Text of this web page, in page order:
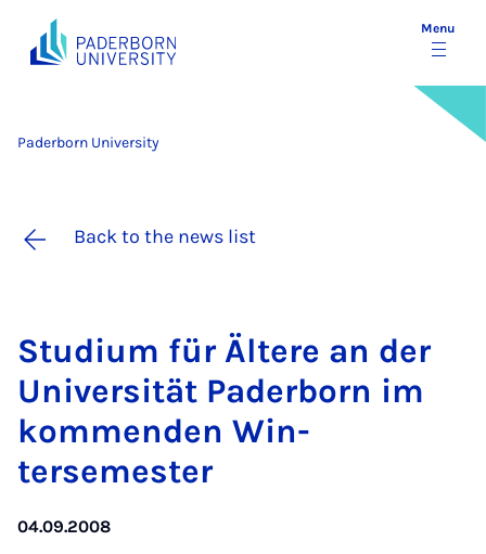
Menu
Paderborn University
Back to the news list
Stu­di­um für Ältere an der
Uni­versität Pader­born im
kom­menden Win­
tersemester
04.09.2008